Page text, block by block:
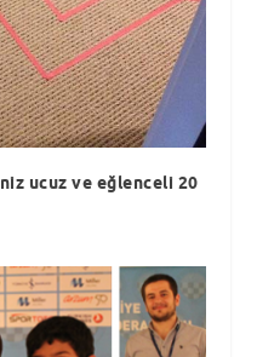
ucuz ve eğlenceli 20